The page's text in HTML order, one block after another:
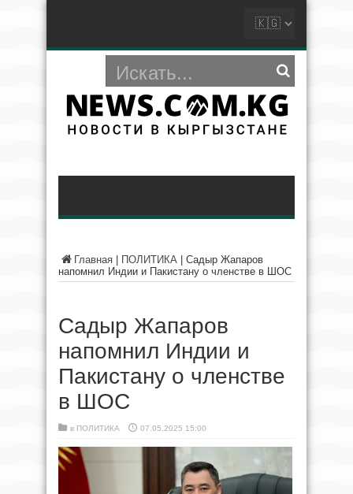
Главная ПОЛИТИКА
Садыр Жапаров
напомнил Индии и Пакистану о членстве в ШОС
Садыр Жапаров
напомнил Индии и
Пакистану о членстве
в ШОС
в ПОЛИТИКА 07.05.2025 15:00